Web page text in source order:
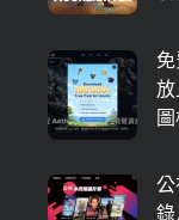
放
公
錄